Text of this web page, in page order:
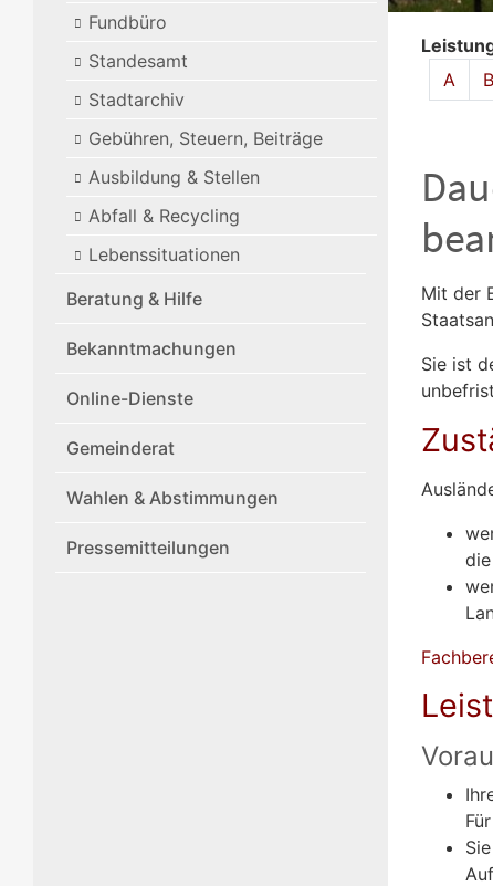
Fundbüro
Standesamt
Stadtarchiv
Gebühren, Steuern, Beiträge
Ausbildung & Stellen
Abfall & Recycling
Lebenssituationen
Beratung & Hilfe
Bekanntmachungen
Online-Dienste
Gemeinderat
Wahlen & Abstimmungen
Pressemitteilungen
A B
Mit der
Sie ist